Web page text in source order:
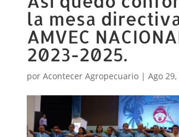
la mesa
AMVEC
2023-2025.
por Acontecer Agropecuario| Ago 29,